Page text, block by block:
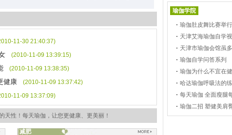
11-30 21:40:37)
(2010-11-09 13:39:15)
(2010-11-09 13:38:35)
健康 (2010-11-09 13:37:42)
11-09 13:37:09)
天性！每天瑜伽，让您更健康、更美丽！
减肥
瑜伽学院
瑜伽肚皮舞比赛举
天津艾海瑜伽自学
天津市瑜伽会馆虽
瑜伽自学问答系列
瑜伽为什么不宜在
哈达瑜伽呼吸法的
每天瑜伽 全面瘦腿
瑜伽二招 塑健美肩